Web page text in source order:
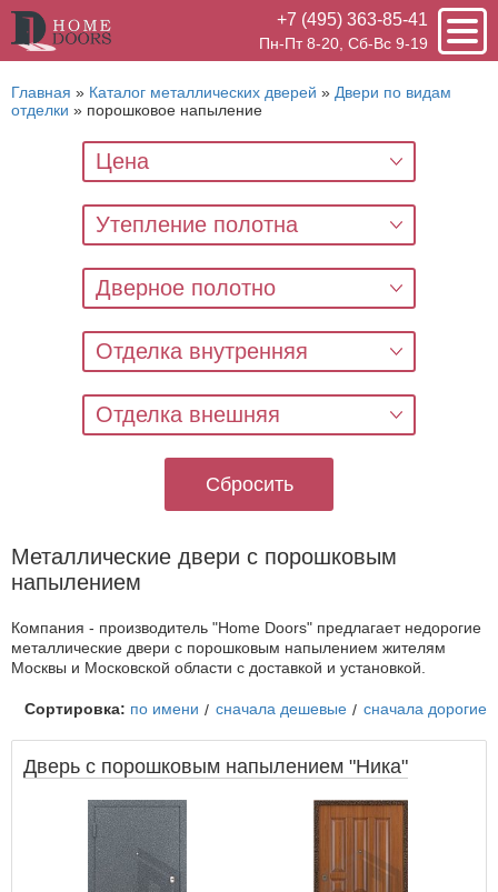
+7 (495) 363-85-41
Пн-Пт 8-20, Сб-Вс 9-19
Главная » Каталог металлических дверей » Двери по видам
отделки » порошковое напыление
Цена
Утепление полотна
Дверное полотно
Отделка внутренняя
Отделка внешняя
Сбросить
Металлические двери с порошковым
напылением
Компания - производитель "Home Doors" предлагает недорогие
металлические двери с порошковым напылением жителям
Москвы и Московской области с доставкой и установкой.
Сортировка: по имени сначала дешевые сначала дорогие
Дверь с порошковым напылением "Ника"